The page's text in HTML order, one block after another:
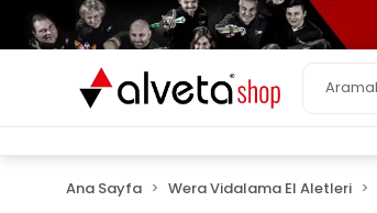
Ana Sayfa Wera Vidalama El Aletleri